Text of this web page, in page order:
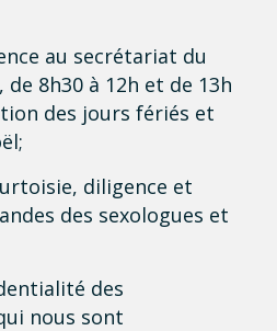
au secrétariat du
8h30 à 12h et de 13h
des jours fériés et
diligence et
des sexologues et
des
nous sont